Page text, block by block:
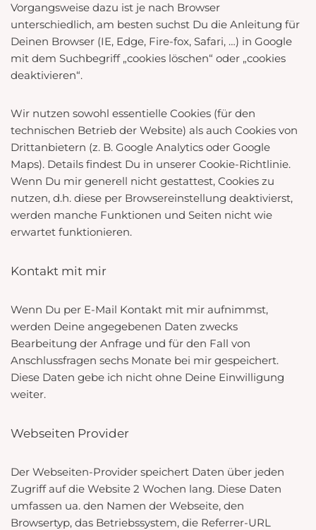
Vorgangsweise dazu ist je nach Browser
unterschiedlich, am besten suchst Du die Anleitung für
Deinen Browser (IE, Edge, Fire-fox, Safari, …) in Google
mit dem Suchbegriff „cookies löschen“ oder „cookies
deaktivieren“.
Wir nutzen sowohl essentielle Cookies (für den
technischen Betrieb der Website) als auch Cookies von
Drittanbietern (z. B. Google Analytics oder Google
Maps). Details findest Du in unserer Cookie-Richtlinie.
Wenn Du mir generell nicht gestattest, Cookies zu
nutzen, d.h. diese per Browsereinstellung deaktivierst,
werden manche Funktionen und Seiten nicht wie
erwartet funktionieren.
Kontakt mit mir
Wenn Du per E-Mail Kontakt mit mir aufnimmst,
werden Deine angegebenen Daten zwecks
Bearbeitung der Anfrage und für den Fall von
Anschlussfragen sechs Monate bei mir gespeichert.
Diese Daten gebe ich nicht ohne Deine Einwilligung
weiter.
Webseiten Provider
Der Webseiten-Provider speichert Daten über jeden
Zugriff auf die Website 2 Wochen lang. Diese Daten
umfassen ua. den Namen der Webseite, den
Browsertyp, das Betriebssystem, die Referrer-URL